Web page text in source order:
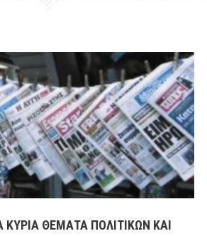
ΚΥΡΙΑ ΘΕΜΑΤΑ ΠΟΛΙΤΙΚΩΝ ΚΑΙ